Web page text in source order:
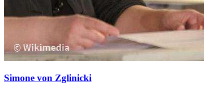
Simone von Zglinicki